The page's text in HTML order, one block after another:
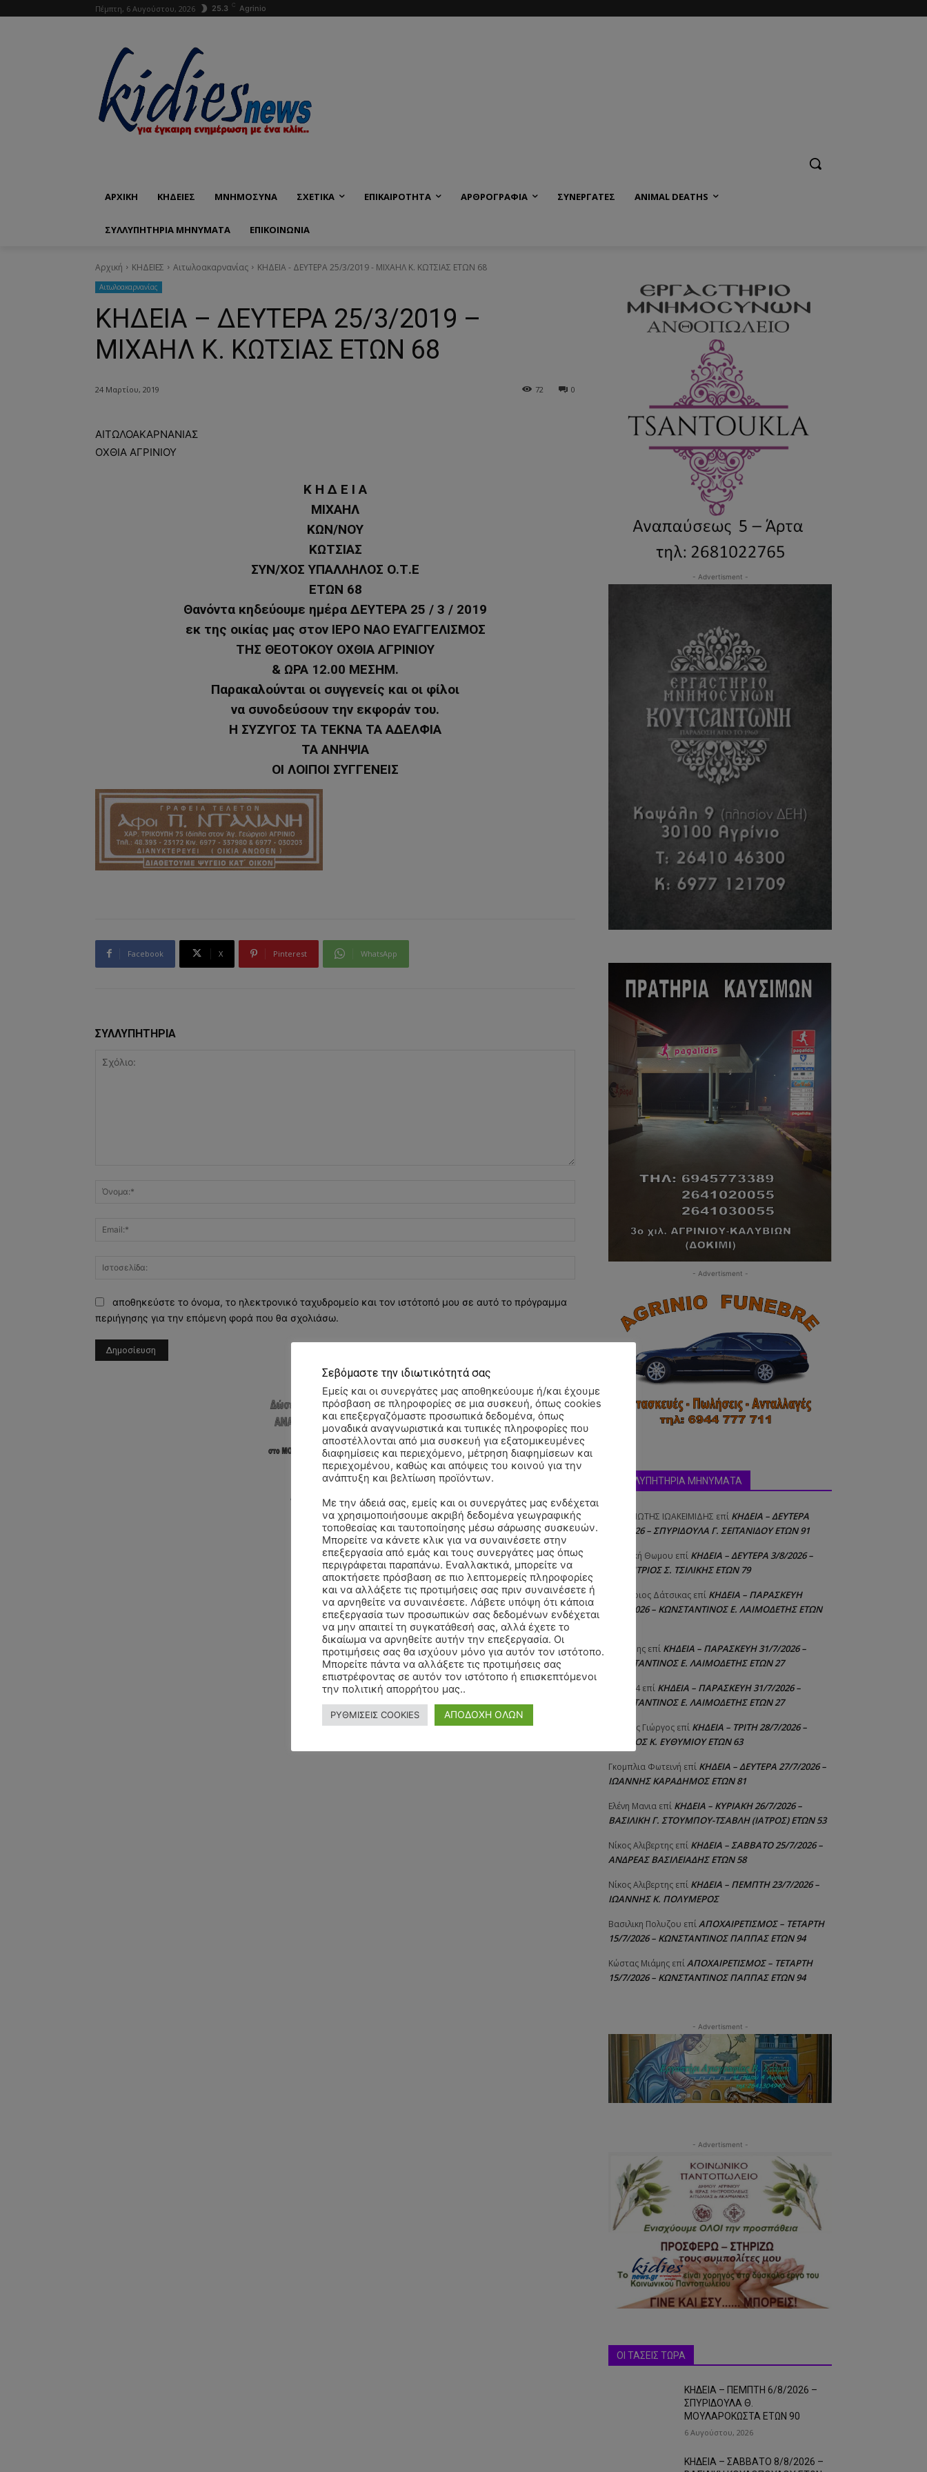
Πέμπτη, 6 Αυγούστου, 2026 25.3 C Agrinio
ΑΡΧΙΚΗ ΚΗΔΕΙΕΣ ΜΝΗΜΟΣΥΝΑ ΣΧΕΤΙΚΑ ΕΠΙΚΑΙΡΟΤΗΤΑ ΑΡΘΡΟΓΡΑΦΙΑ ΣΥΝΕΡΓΑΤΕΣ ANIMAL DEATHS
ΣΥΛΛΥΠΗΤΗΡΙΑ ΜΗΝΥΜΑΤΑ ΕΠΙΚΟΙΝΩΝΊΑ
Αρχική ΚΗΔΕΙΕΣ Aιτωλοακαρνανίας ΚΗΔΕΙΑ - ΔΕΥΤΕΡΑ 25/3/2019 - ΜΙΧΑΗΛ Κ. ΚΩΤΣΙΑΣ ΕΤΩΝ 68
Aιτωλοακαρνανίας
ΚΗΔΕΙΑ – ΔΕΥΤΕΡΑ 25/3/2019 –
ΜΙΧΑΗΛ Κ. ΚΩΤΣΙΑΣ ΕΤΩΝ 68
24 Μαρτίου, 2019 0
72
ΑΙΤΩΛΟΑΚΑΡΝΑΝΙΑΣ
ΟΧΘΙΑ ΑΓΡΙΝΙΟΥ
Κ Η Δ Ε Ι Α
ΜΙΧΑΗΛ
ΚΩΝ/ΝΟΥ
ΚΩΤΣΙΑΣ
ΣΥΝ/ΧΟΣ ΥΠΑΛΛΗΛΟΣ Ο.Τ.Ε
ΕΤΩΝ 68
Θανόντα κηδεύουμε ημέρα ΔΕΥΤΕΡΑ 25 / 3 / 2019
εκ της οικίας μας στον ΙΕΡΟ ΝΑΟ ΕΥΑΓΓΕΛΙΣΜΟΣ
ΤΗΣ ΘΕΟΤΟΚΟΥ ΟΧΘΙΑ ΑΓΡΙΝΙΟΥ
& ΩΡΑ 12.00 ΜΕΣΗΜ.
Παρακαλούνται οι συγγενείς και οι φίλοι
να συνοδεύσουν την εκφοράν του.
Η ΣΥΖΥΓΟΣ ΤΑ ΤΕΚΝΑ ΤΑ ΑΔΕΛΦΙΑ
ΤΑ ΑΝΗΨΙΑ
ΟΙ ΛΟΙΠΟΙ ΣΥΓΓΕΝΕΙΣ
Facebook X Pinterest WhatsApp
ΣΥΛΛΥΠΗΤΗΡΙΑ
Ιστοσελίδα:
αποθηκεύστε το όνομα, το ηλεκτρονικό ταχυδρομείο και τον ιστότοπό μου σε αυτό το πρόγραμμα
περιήγησης για την επόμενη φορά που θα σχολιάσω.
- Advertisment -
- Advertisment -
ΣΥΛΛΥΠΗΤΗΡΙΑ ΜΗΝΥΜΑΤΑ
ΠΑΝΑΓΙΩΤΗΣ IΩΑΚΕΙΜΙΔΗΣ επί ΚΗΔΕΙΑ – ΔΕΥΤΕΡΑ
3/8/2026 – ΣΠΥΡΙΔΟΥΛΑ Γ. ΣΕΪΤΑΝΙΔΟΥ ΕΤΩΝ 91
Αγγελική Θωμου επί ΚΗΔΕΙΑ – ΔΕΥΤΕΡΑ 3/8/2026 –
ΔΗΜΗΤΡΙΟΣ Σ. ΤΣΙΛΙΚΗΣ ΕΤΩΝ 79
Δημήτριος Δάτσικας επί ΚΗΔΕΙΑ – ΠΑΡΑΣΚΕΥΗ
31/7/2026 – ΚΩΝΣΤΑΝΤΙΝΟΣ Ε. ΛΑΙΜΟΔΕΤΗΣ ΕΤΩΝ
Λευτέρης επί ΚΗΔΕΙΑ – ΠΑΡΑΣΚΕΥΗ 31/7/2026 –
ΚΩΝΣΤΑΝΤΙΝΟΣ Ε. ΛΑΙΜΟΔΕΤΗΣ ΕΤΩΝ 27
Raniad4 επί ΚΗΔΕΙΑ – ΠΑΡΑΣΚΕΥΗ 31/7/2026 –
ΚΩΝΣΤΑΝΤΙΝΟΣ Ε. ΛΑΙΜΟΔΕΤΗΣ ΕΤΩΝ 27
Σιούτης Γιώργος επί ΚΗΔΕΙΑ – ΤΡΙΤΗ 28/7/2026 –
ΑΓΓΕΛΟΣ Κ. ΕΥΘΥΜΙΟΥ ΕΤΩΝ 63
Γκομπλια Φωτεινή επί ΚΗΔΕΙΑ – ΔΕΥΤΕΡΑ 27/7/2026 –
ΙΩΑΝΝΗΣ ΚΑΡΑΔΗΜΟΣ ΕΤΩΝ 81
Ελένη Μανια επί ΚΗΔΕΙΑ – ΚΥΡΙΑΚΗ 26/7/2026 –
ΒΑΣΙΛΙΚΗ Γ. ΣΤΟΥΜΠΟΥ-ΤΣΑΒΛΗ (ΙΑΤΡΟΣ) ΕΤΩΝ 53
Νίκος Αλιβερτης επί ΚΗΔΕΙΑ – ΣΑΒΒΑΤΟ 25/7/2026 –
ΑΝΔΡΕΑΣ ΒΑΣΙΛΕΙΑΔΗΣ ΕΤΩΝ 58
Νίκος Αλιβερτης επί ΚΗΔΕΙΑ – ΠΕΜΠΤΗ 23/7/2026 –
ΙΩΑΝΝΗΣ Κ. ΠΟΛΥΜΕΡΟΣ
Βασιλικη Πολυζου επίΑΠΟΧΑΙΡΕΤΙΣΜΟΣ – ΤΕΤΑΡΤΗ
15/7/2026 – ΚΩΝΣΤΑΝΤΙΝΟΣ ΠΑΠΠΑΣ ΕΤΩΝ 94
Κώστας Μιάμης επίΑΠΟΧΑΙΡΕΤΙΣΜΟΣ – ΤΕΤΑΡΤΗ
15/7/2026 – ΚΩΝΣΤΑΝΤΙΝΟΣ ΠΑΠΠΑΣ ΕΤΩΝ 94
- Advertisment -
- Advertisment -
ΟΙ ΤΑΣΕΙΣ ΤΩΡΑ
ΚΗΔΕΙΑ – ΠΕΜΠΤΗ 6/8/2026 –
ΣΠΥΡΙΔΟΥΛΑ Θ.
ΜΟΥΛΑΡΟΚΩΣΤΑ ΕΤΩΝ 90
6 Αυγούστου, 2026
ΚΗΔΕΙΑ – ΣΑΒΒΑΤΟ 8/8/2026 –
Σεβόμαστε την ιδιωτικότητά σας
Εμείς και οι συνεργάτες μας αποθηκεύουμε ή/και έχουμε
πρόσβαση σε πληροφορίες σε μια συσκευή, όπως cookies
και επεξεργαζόμαστε προσωπικά δεδομένα, όπως
μοναδικά αναγνωριστικά και τυπικές πληροφορίες που
αποστέλλονται από μια συσκευή για εξατομικευμένες
διαφημίσεις και περιεχόμενο, μέτρηση διαφημίσεων και
περιεχομένου, καθώς και απόψεις του κοινού για την
ανάπτυξη και βελτίωση προϊόντων.
Με την άδειά σας, εμείς και οι συνεργάτες μας ενδέχεται
να χρησιμοποιήσουμε ακριβή δεδομένα γεωγραφικής
τοποθεσίας και ταυτοποίησης μέσω σάρωσης συσκευών.
Μπορείτε να κάνετε κλικ για να συναινέσετε στην
επεξεργασία από εμάς και τους συνεργάτες μας όπως
περιγράφεται παραπάνω. Εναλλακτικά, μπορείτε να
αποκτήσετε πρόσβαση σε πιο λεπτομερείς πληροφορίες
και να αλλάξετε τις προτιμήσεις σας πριν συναινέσετε ή
να αρνηθείτε να συναινέσετε. Λάβετε υπόψη ότι κάποια
επεξεργασία των προσωπικών σας δεδομένων ενδέχεται
να μην απαιτεί τη συγκατάθεσή σας, αλλά έχετε το
δικαίωμα να αρνηθείτε αυτήν την επεξεργασία. Οι
προτιμήσεις σας θα ισχύουν μόνο για αυτόν τον ιστότοπο.
Μπορείτε πάντα να αλλάξετε τις προτιμήσεις σας
επιστρέφοντας σε αυτόν τον ιστότοπο ή επισκεπτόμενοι
την πολιτική απορρήτου μας..
ΡΥΘΜΙΣΕΙΣ COOKIES ΑΠΟΔΟΧΗ ΟΛΩΝ